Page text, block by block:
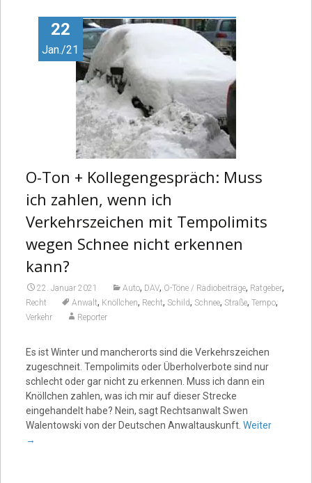
22
Jan./21
O-Ton + Kollegengespräch: Muss
ich zahlen, wenn ich
Verkehrszeichen mit Tempolimits
wegen Schnee nicht erkennen
kann?
22. Januar 2021 Auto, DAV, O-Töne / Radiobeiträge, Ratgeber,
Recht Anwalt, Knöllchen, Recht, Schild, Schnee, Straße, Tempo,
Verkehr Reporter
Es ist Winter und mancherorts sind die Verkehrszeichen
zugeschneit. Tempolimits oder Überholverbote sind nur
schlecht oder gar nicht zu erkennen. Muss ich dann ein
Knöllchen zahlen, was ich mir auf dieser Strecke
eingehandelt habe? Nein, sagt Rechtsanwalt Swen
Walentowski von der Deutschen Anwaltauskunft. Weiter
→